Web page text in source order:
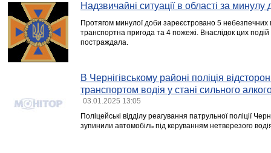
Надзвичайні ситуації в області за минулу
Протягом минулої доби зареєстровано 5
транспортна пригода та 4 пожежі. Внаслідок цих
постраждала.
В Чернігівському районі поліція
транспортом водія у стані сильного
03.01.2025 13:05
Поліцейські відділу реагування патрульної поліції
зупинили автомобіль під керуванням нетверезого